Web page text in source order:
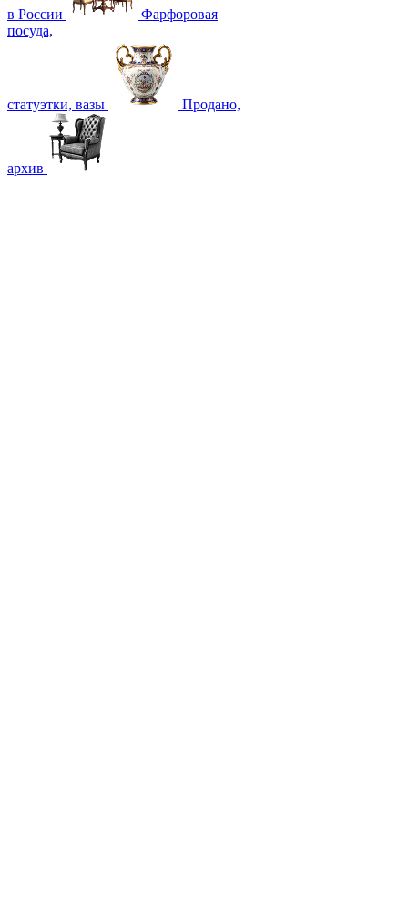
в России
Фарфоровая
посуда,
статуэтки, вазы Продано,
архив